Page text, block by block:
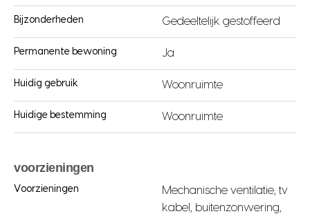
Bijzonderheden Gedeeltelijk gestoffeerd
Permanente bewoning Ja
Huidig gebruik Woonruimte
Huidige bestemming Woonruimte
voorzieningen
Voorzieningen
Mechanische ventilatie, tv
kabel, buitenzonwering,